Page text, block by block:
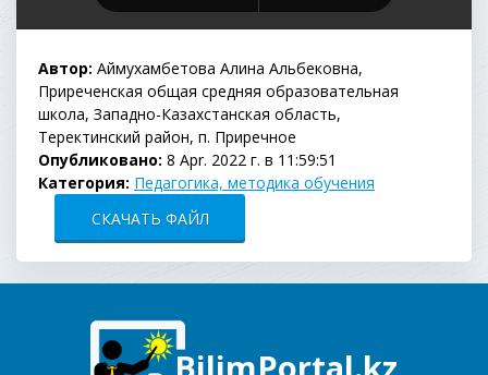
Автор: Аймухамбетова Алина Альбековна,
Приреченская общая средняя образовательная
школа, Западно-Казахстанская область,
Теректинский район, п. Приречное
Опубликовано: 8 Apr. 2022 г. в 11:59:51
Категория: Педагогика, методика обучения
СКАЧАТЬ ФАЙЛ